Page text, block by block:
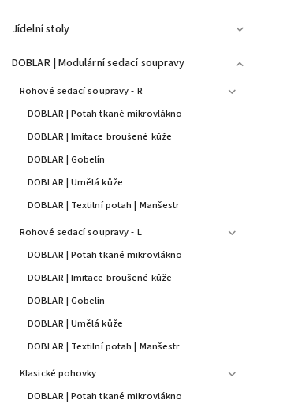
Jídelní stoly
DOBLAR | Modulární sedací soupravy
Rohové sedací soupravy - R
DOBLAR | Potah tkané mikrovlákno
DOBLAR | Imitace broušené kůže
DOBLAR | Gobelín
DOBLAR | Umělá kůže
DOBLAR | Textilní potah | Manšestr
Rohové sedací soupravy - L
DOBLAR | Potah tkané mikrovlákno
DOBLAR | Imitace broušené kůže
DOBLAR | Gobelín
DOBLAR | Umělá kůže
DOBLAR | Textilní potah | Manšestr
Klasické pohovky
DOBLAR | Potah tkané mikrovlákno